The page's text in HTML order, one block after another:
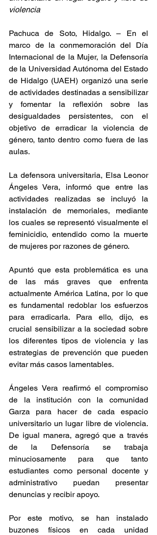
violencia
Pachuca de Soto, Hidalgo. – En el
marco de la conmemoración del Día
Internacional de la Mujer, la Defensoría
de la Universidad Autónoma del Estado
de Hidalgo (UAEH) organizó una serie
de actividades destinadas a sensibilizar
y fomentar la reflexión sobre las
desigualdades persistentes, con el
objetivo de erradicar la violencia de
género, tanto dentro como fuera de las
aulas.
La defensora universitaria, Elsa Leonor
Ángeles Vera, informó que entre las
actividades realizadas se incluyó la
instalación de memoriales, mediante
los cuales se representó visualmente el
feminicidio, entendido como la muerte
de mujeres por razones de género.
Apuntó que esta problemática es una
de las más graves que enfrenta
actualmente América Latina, por lo que
es fundamental redoblar los esfuerzos
para erradicarla. Para ello, dijo, es
crucial sensibilizar a la sociedad sobre
los diferentes tipos de violencia y las
estrategias de prevención que pueden
evitar más casos lamentables.
Ángeles Vera reafirmó el compromiso
de la institución con la comunidad
Garza para hacer de cada espacio
universitario un lugar libre de violencia.
De igual manera, agregó que a través
de la Defensoría se trabaja
minuciosamente para que tanto
estudiantes como personal docente y
administrativo puedan presentar
denuncias y recibir apoyo.
Por este motivo, se han instalado
buzones físicos en cada unidad